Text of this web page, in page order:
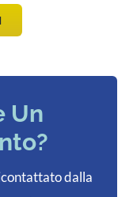
Un
dalla